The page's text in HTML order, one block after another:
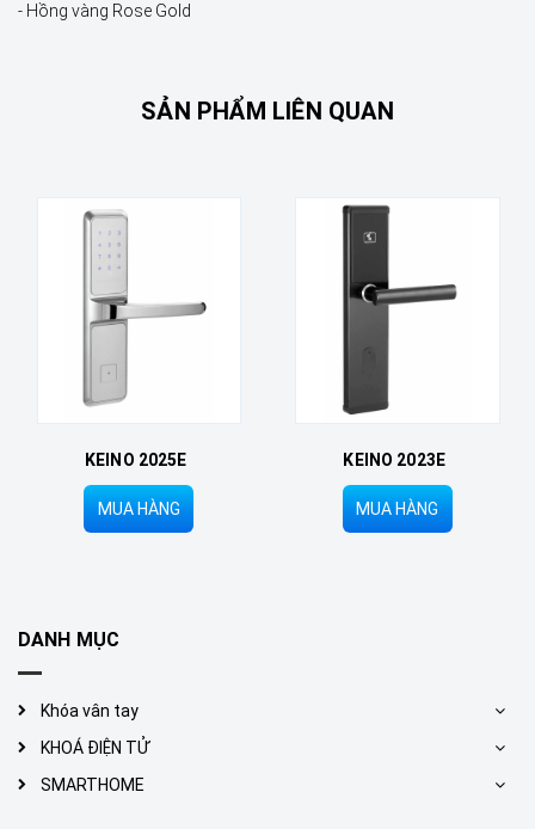
- Hồng vàng Rose Gold
SẢN PHẨM LIÊN QUAN
KEINO 2023E
MUA HÀNG
KEINO 2022E
MUA HÀNG
DANH MỤC
Khóa vân tay
KHOÁ ĐIỆN TỬ
SMARTHOME